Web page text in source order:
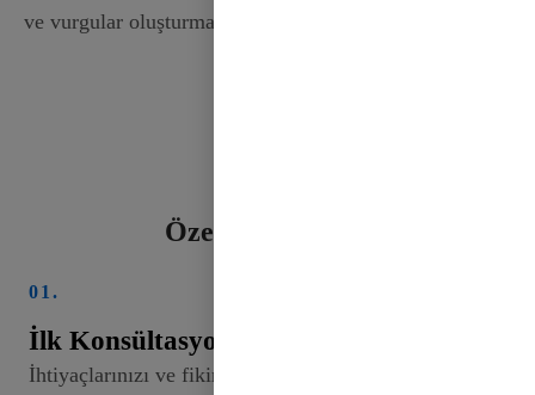
ve vurgular oluşturmanıza olanak tanır.
Özel Şerit İşlemi
01.
İlk Konsültasyon
İhtiyaçlarınızı ve fikirlerinizi tartışmak için bir